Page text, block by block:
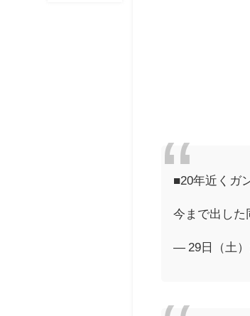
■20年近くガ
今まで出した
— 29日（土）